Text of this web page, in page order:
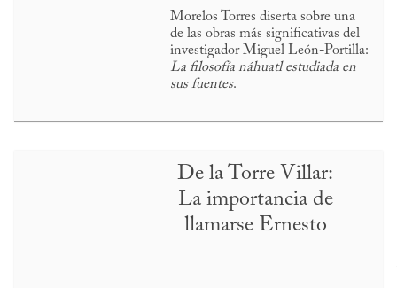
Morelos Torres diserta sobre una
de las obras más significativas del
investigador Miguel León-Portilla:
La filosofía náhuatl estudiada en
sus fuentes.
De la Torre Villar:
La importancia de
llamarse Ernesto